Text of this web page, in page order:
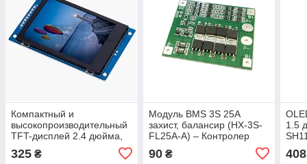
Компактный и
высокопроизводительный
TFT-дисплей 2.4 дюйма,
325 ₴
Модуль BMS 3S 25А
захист, балансир (HX-3S-
FL25A-А) – Контролер
90₴
1.5
408